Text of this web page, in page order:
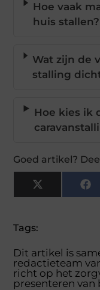
Hoe vaak
huis stallen?
Wat zijn de
stalling
Hoe kies ik
Goed artikel?
X
(Twitter)
Tags:
Dit artikel is
redactieteam
richt op het
presenteren